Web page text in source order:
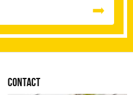
CONTACT